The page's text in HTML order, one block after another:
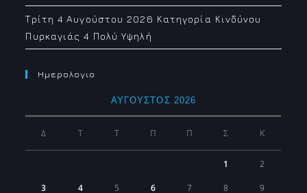
Τρίτη 4 Αυγούστου 2026 Κατηγορία Κινδύνου
Πυρκαγιάς 4 Πολύ Υψηλή
Ημερολογιο
ΑΎΓΟΥΣΤΟΣ 2026
Δ Τ Τ Π Π Σ Κ
1 2
3 4 5 6 7 8 9